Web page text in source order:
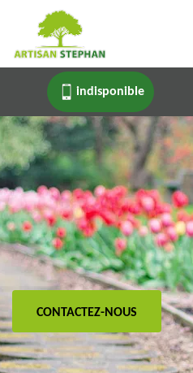
indisponible
CONTACTEZ-NOUS